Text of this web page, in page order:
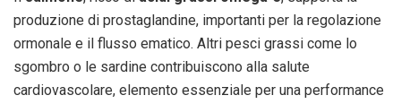
produzione di prostaglandine, importanti per la regolazione
ormonale e il flusso ematico. Altri pesci grassi come lo
sgombro o le sardine contribuiscono alla salute
cardiovascolare, elemento essenziale per una performance